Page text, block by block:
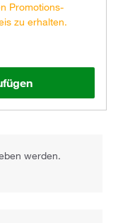
Promotions-
zu erhalten.
werden.